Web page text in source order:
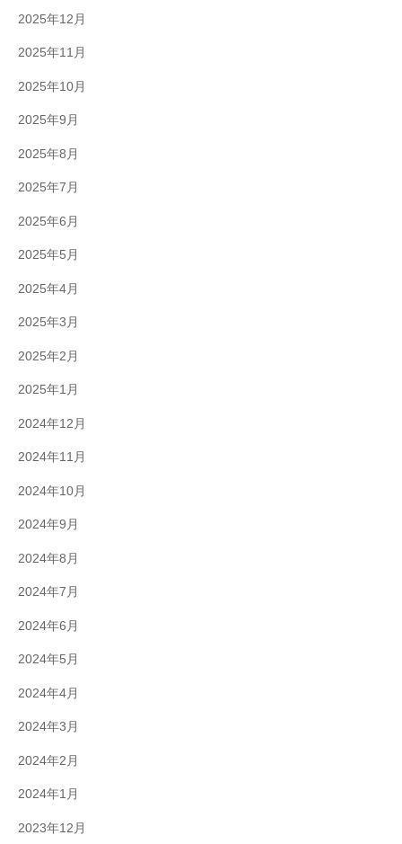
2025年12月
2025年11月
2025年10月
2025年9月
2025年8月
2025年7月
2025年6月
2025年5月
2025年4月
2025年3月
2025年2月
2025年1月
2024年12月
2024年11月
2024年10月
2024年9月
2024年8月
2024年7月
2024年6月
2024年5月
2024年4月
2024年3月
2024年2月
2024年1月
2023年12月